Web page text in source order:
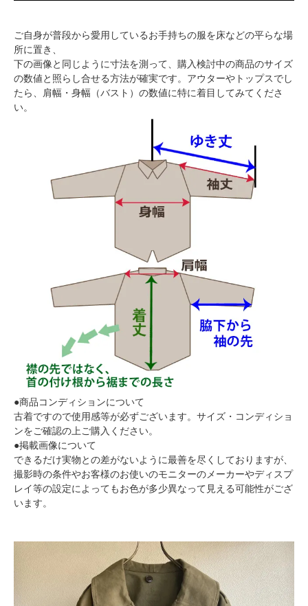
ご自身が普段から愛用しているお手持ちの服を床などの平らな場
所に置き、
下の画像と同じように寸法を測って、購入検討中の商品のサイズ
の数値と照らし合せる方法が確実です。アウターやトップスでし
たら、肩幅・身幅（バスト）の数値に特に着目してみてくださ
い。
●商品コンディションについて
古着ですので使用感等が必ずございます。サイズ・コンディショ
ンをご確認の上ご購入ください。
●掲載画像について
できるだけ実物との差がないように最善を尽くしておりますが、
撮影時の条件やお客様のお使いのモニターのメーカーやディスプ
レイ等の設定によってもお色が多少異なって見える可能性がござ
います。